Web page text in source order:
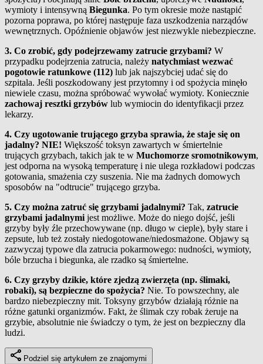
wymioty i intensywną Biegunka. Po tym okresie może nastąpić
pozorna poprawa, po której następuje faza uszkodzenia narządów
wewnętrznych. Opóźnienie objawów jest niezwykle niebezpieczne.
3. Co zrobić, gdy podejrzewamy zatrucie grzybami? W
przypadku podejrzenia zatrucia, należy natychmiast wezwać
pogotowie ratunkowe (112) lub jak najszybciej udać się do
szpitala. Jeśli poszkodowany jest przytomny i od spożycia minęło
niewiele czasu, można spróbować wywołać wymioty. Koniecznie
zachowaj resztki grzybów lub wymiocin do identyfikacji przez
lekarzy.
4. Czy ugotowanie trującego grzyba sprawia, że staje się on
jadalny? NIE! Większość toksyn zawartych w śmiertelnie
trujących grzybach, takich jak te w Muchomorze sromotnikowym,
jest odporna na wysoką temperaturę i nie ulega rozkładowi podczas
gotowania, smażenia czy suszenia. Nie ma żadnych domowych
sposobów na "odtrucie" trującego grzyba.
5. Czy można zatruć się grzybami jadalnymi? Tak, zatrucie
grzybami jadalnymi jest możliwe. Może do niego dojść, jeśli
grzyby były źle przechowywane (np. długo w cieple), były stare i
zepsute, lub też zostały niedogotowane/niedosmażone. Objawy są
zazwyczaj typowe dla zatrucia pokarmowego: nudności, wymioty,
bóle brzucha i biegunka, ale rzadko są śmiertelne.
6. Czy grzyby dzikie, które zjedzą zwierzęta (np. ślimaki,
robaki), są bezpieczne do spożycia? Nie. To powszechny, ale
bardzo niebezpieczny mit. Toksyny grzybów działają różnie na
różne gatunki organizmów. Fakt, że ślimak czy robak żeruje na
grzybie, absolutnie nie świadczy o tym, że jest on bezpieczny dla
ludzi.
Podziel się artykułem ze znajomymi